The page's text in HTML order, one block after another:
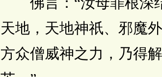
天地，天地神祇、邪魔
方众僧威神之力，乃得